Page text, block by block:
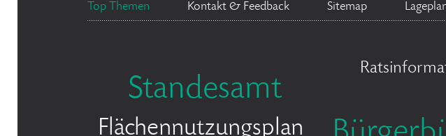
Top Themen Kontakt & Feedback Sitemap
Standesamt
Flächennutzungsplan